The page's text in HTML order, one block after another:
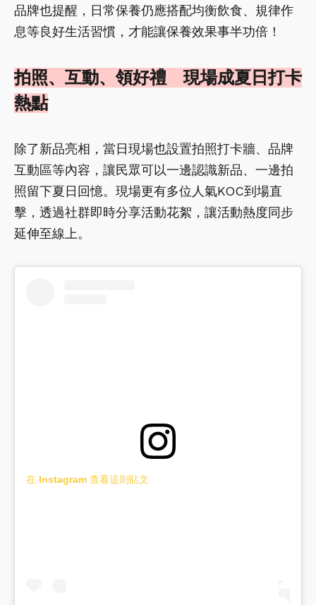
品牌也提醒，日常保養仍應搭配均衡飲食、規律作
息等良好生活習慣，才能讓保養效果事半功倍！
拍照、互動、領好禮 現場成夏日打卡
熱點
除了新品亮相，當日現場也設置拍照打卡牆、品牌
互動區等內容，讓民眾可以一邊認識新品、一邊拍
照留下夏日回憶。現場更有多位人氣KOC到場直
擊，透過社群即時分享活動花絮，讓活動熱度同步
延伸至線上。
在 Instagram 查看這則貼文